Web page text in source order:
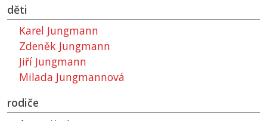
děti
Karel Jungmann
Zdeněk Jungmann
Jiří Jungmann
Milada Jungmannová
rodiče